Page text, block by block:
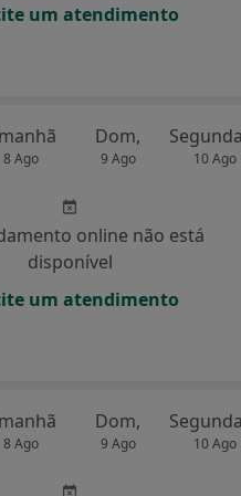
um atendimento
8 Ago
Dom,
9 Ago 10 Ago
online não está
disponível
um atendimento
8 Ago
Dom,
9 Ago 10 Ago